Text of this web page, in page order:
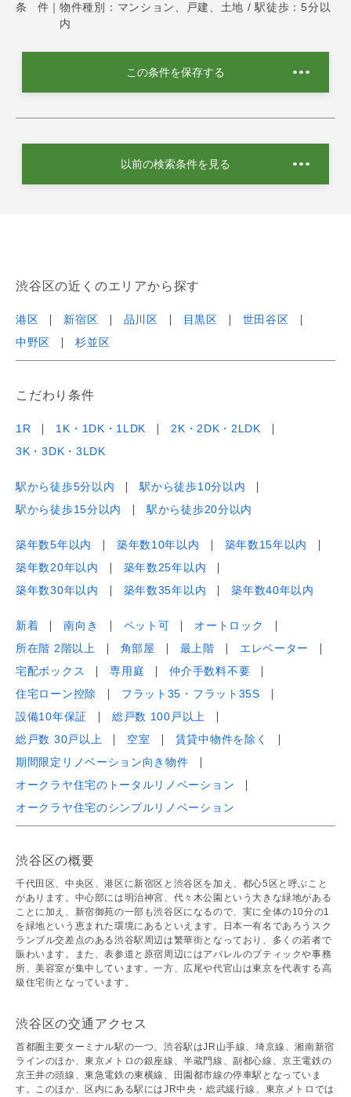
条 件｜ 物件種別：マンション、戸建、土地 / 駅徒歩：5分以
内
この条件を保存する
以前の検索条件を見る
渋谷区の近くのエリアから探す
港区 新宿区 品川区 目黒区
世田谷区
中野区
杉並区
こだわり条件
1R 1K・1DK・1LDK
2K・2DK・2LDK
3K・3DK・3LDK
駅から徒歩5分以内
駅から徒歩10分以内
駅から徒歩15分以内
駅から徒歩20分以内
築年数5年以内 築年数10年以内
築年数15年以内
築年数20年以内
築年数25年以内
築年数30年以内
築年数35年以内 築年数40年以内
新着 南向き ペット可
オートロック
所在階 2階以上
角部屋 最上階
エレベーター
宅配ボックス
専用庭
仲介手数料不要
住宅ローン控除
フラット35・フラット35S
設備10年保証
総戸数 100戸以上
総戸数 30戸以上
空室
賃貸中物件を除く
期間限定リノベーション向き物件
オークラヤ住宅のトータルリノベーション
オークラヤ住宅のシンプルリノベーション
渋谷区の概要
千代田区、中央区、港区に新宿区と渋谷区を加え、都心5区と呼ぶこと
があります。中心部には明治神宮、代々木公園という大きな緑地がある
ことに加え、新宿御苑の一部も渋谷区になるので、実に全体の10分の1
を緑地という恵まれた環境にあるといえます。日本一有名であろうスク
ランブル交差点のある渋谷駅周辺は繁華街となっており、多くの若者で
賑わいます。また、表参道と原宿周辺にはアパレルのブティックや事務
所、美容室が集中しています。一方、広尾や代官山は東京を代表する高
級住宅街となっています。
渋谷区の交通アクセス
首都圏主要ターミナル駅の一つ、渋谷駅はJR山手線、埼京線、湘南新宿
ラインのほか、東京メトロの銀座線、半蔵門線、副都心線、京王電鉄の
京王井の頭線、東急電鉄の東横線、田園都市線の停車駅となっていま
す。このほか、区内にある駅にはJR中央・総武緩行線、東京メトロでは